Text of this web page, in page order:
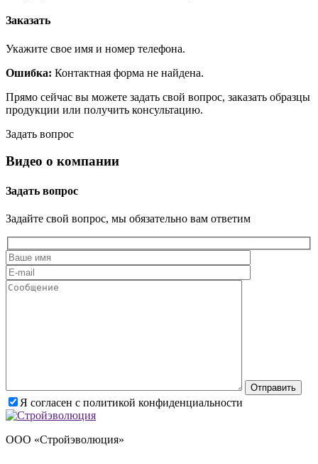
Заказать
Укажите свое имя и номер телефона.
Ошибка: Контактная форма не найдена.
Прямо сейчас вы можете задать свой вопрос, заказать образцы
продукции или получить консультацию.
Задать вопрос
Видео о компании
Задать вопрос
Задайте свой вопрос, мы обязательно вам ответим
Оставьте это поле пустым
Я согласен с политикой конфиденциальности
ООО «Стройэволюция»